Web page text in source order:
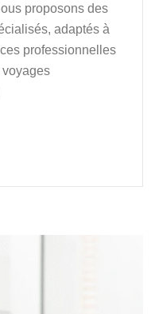
proposons des
adaptés à
professionnelles